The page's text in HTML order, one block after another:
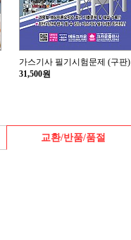
가스기사 필기시험문제 (구판)
31,500원
교환/반품/품절